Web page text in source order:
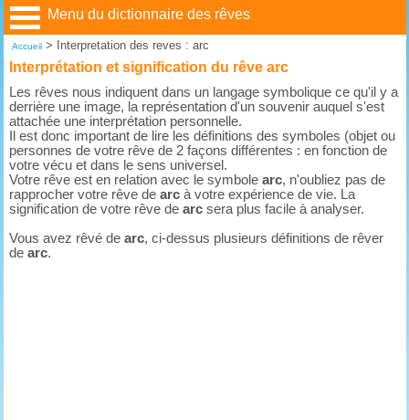
Menu du dictionnaire des rêves
Accueil> Interpretation des reves : arc
Interprétation et signification du rêve arc
Les rêves nous indiquent dans un langage symbolique ce qu'il y a
derrière une image, la représentation d'un souvenir auquel s'est
attachée une interprétation personnelle.
Il est donc important de lire les définitions des symboles (objet ou
personnes de votre rêve de 2 façons différentes : en fonction de
votre vécu et dans le sens universel.
Votre rêve est en relation avec le symbolearc, n'oubliez pas de
rapprocher votre rêve dearc à votre expérience de vie. La
signification de votre rêve dearc sera plus facile à analyser.
Vous avez rêvé dearc, ci-dessus plusieurs définitions de rêver
dearc.